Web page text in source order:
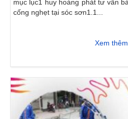
mục lục1 huy hoàng phát tư vấn
cống nghẹt tại sóc sơn1.1...
Xem